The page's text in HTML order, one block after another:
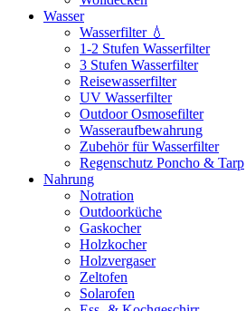
Wasser
Wasserfilter 💧
1-2 Stufen Wasserfilter
3 Stufen Wasserfilter
Reisewasserfilter
UV Wasserfilter
Outdoor Osmosefilter
Wasseraufbewahrung
Zubehör für Wasserfilter
Regenschutz Poncho & Tarp
Nahrung
Notration
Outdoorküche
Gaskocher
Holzkocher
Holzvergaser
Zeltofen
Solarofen